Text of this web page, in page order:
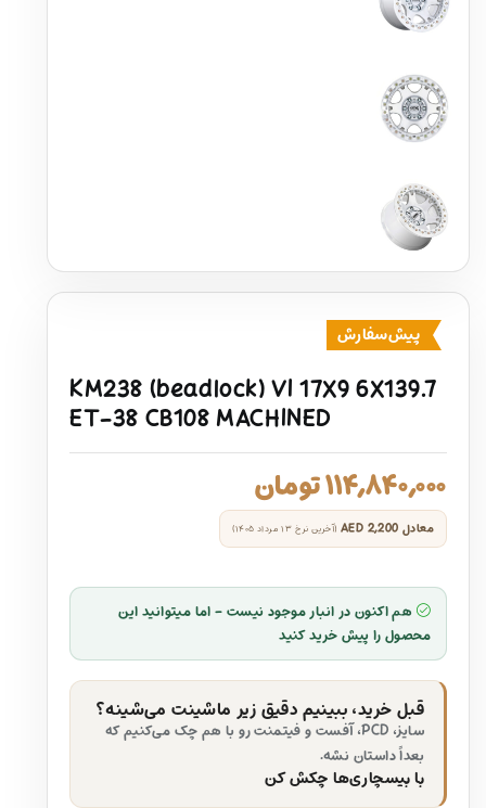
پیش‌سفارش
KM238 (beadlock) VI 17X9 6X139.7
ET-38 CB108 MACHINED
۱۱۴,۸۴۰,۰۰۰تومان
معادل AED 2,200 (آخرین نرخ ۱۳ مرداد ۱۴۰۵)
هم اکنون در انبار موجود نیست - اما میتوانید این
محصول را پیش خرید کنید
قبل خرید، ببینیم دقیق زیر ماشینت می‌شینه؟
سایز، PCD، آفست و فیتمنت رو با هم چک می‌کنیم که
بعداً داستان نشه.
با بیسچاری‌ها چکش کن